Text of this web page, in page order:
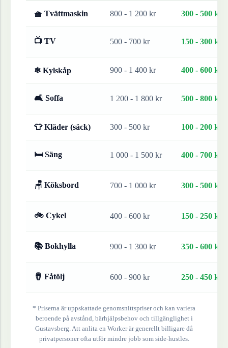
🧺 Tvättmaskin 800 - 1 200 kr 300 - 500 kr
📺 TV 500 - 700 kr 150 - 300 kr
❄ Kylskåp 900 - 1 400 kr 400 - 600 kr
🛋 Soffa 1 200 - 1 800 kr 500 - 800 kr
👕 Kläder (säck) 300 - 500 kr 100 - 200 kr
🛏 Säng 1 000 - 1 500 kr 400 - 700 kr
🪑 Köksbord 700 - 1 000 kr 300 - 500 kr
🚲 Cykel 400 - 600 kr 150 - 250 kr
📚 Bokhylla 900 - 1 300 kr 350 - 600 kr
🪘 Fåtölj 600 - 900 kr 250 - 450 kr
* Priserna är uppskattade genomsnittspriser och kan variera
beroende på avstånd, bärhjälpsbehov och tillgänglighet i
Gustavsberg. Att anlita en Worker är generellt billigare då
privatpersoner ofta utför mindre jobb som side-hustles.